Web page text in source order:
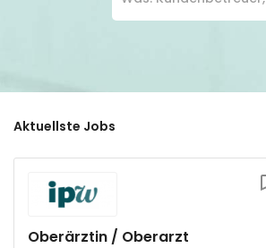
Aktuellste Jobs
Oberärztin / Oberarzt